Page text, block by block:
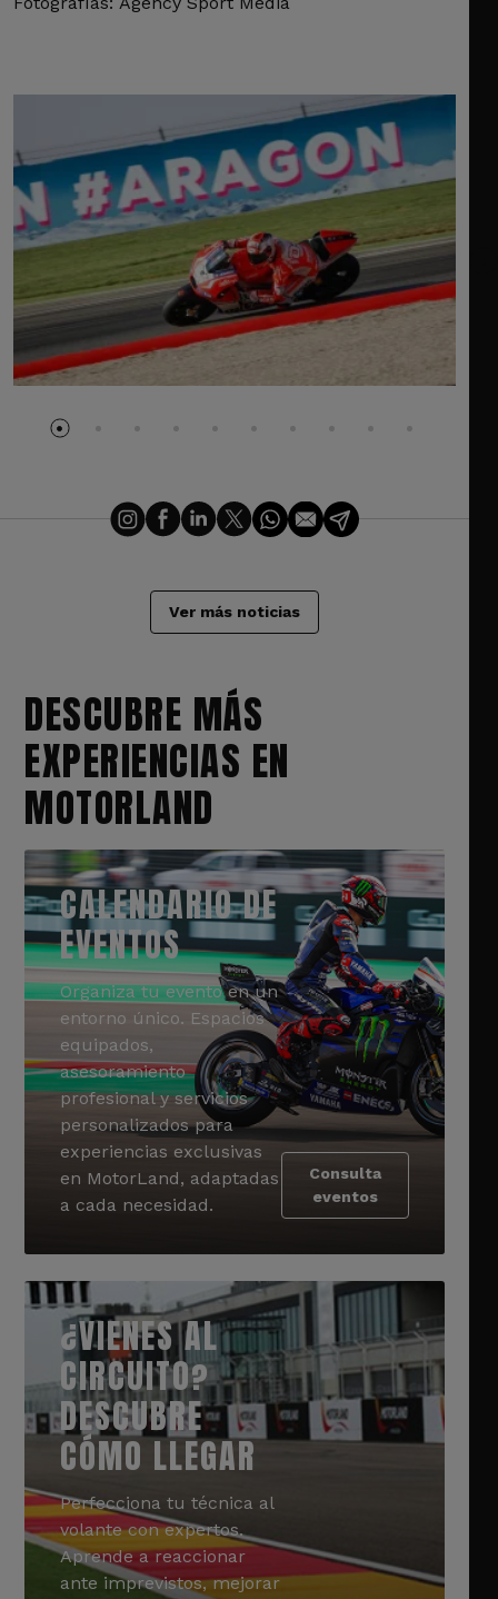
Ver más noticias
DESCUBRE MÁS
EXPERIENCIAS EN
MOTORLAND
CALENDARIO DE
EVENTOS
Organiza tu evento en un
entorno único. Espacios
equipados,
asesoramiento
profesional y servicios
personalizados para
experiencias exclusivas
en MotorLand, adaptadas
a cada necesidad.
Consulta
eventos
¿VIENES AL
CIRCUITO?
DESCUBRE
CÓMO LLEGAR
Perfecciona tu técnica al
volante con expertos.
Aprende a reaccionar
ante imprevistos, mejorar